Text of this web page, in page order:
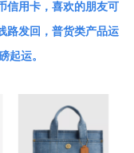
信用卡，喜欢的朋友可
路发回，普货类产品运
起运。